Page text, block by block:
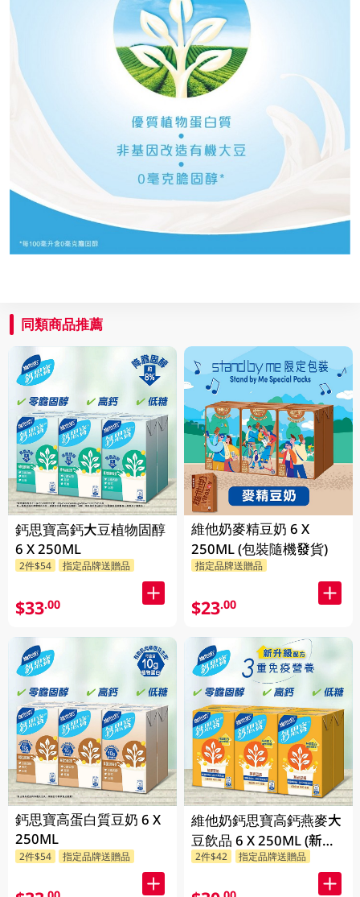
同類商品推薦
鈣思寶高鈣大豆植物固醇
6 X 250ML
2件$54 指定品牌送贈品
$33.00
鈣思寶高蛋白質豆奶 6 X
250ML
2件$54 指定品牌送贈品
維他奶麥精豆奶 6 X
250ML (包裝隨機發貨)
指定品牌送贈品
$23.00
維他奶鈣思寶高鈣燕麥大
豆飲品 6 X 250ML (新舊
包裝隨機發貨)
2件$42 指定品牌送贈品